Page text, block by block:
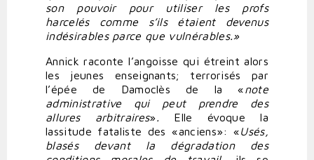
son pouvoir pour utiliser les profs
harcelés comme s’ils étaient devenus
indésirables parce que vulnérables.»
Annick raconte l’angoisse qui étreint alors
les jeunes enseignants; terrorisés par
l’épée de Damoclès de la «note
administrative qui
peut prendre
des
allures
arbitraires».Elle évoque la
lassitude fataliste des «anciens»: «Usés,
blasés
devant la dégradation
des